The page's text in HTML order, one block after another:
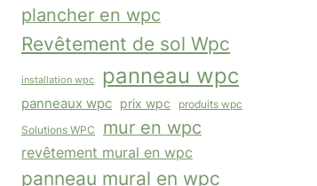
plancher en wpc
Revêtement de sol Wpc
installation wpc panneau wpc
panneaux wpc prix wpc
produits wpc
Solutions WPC
mur en wpc
revêtement mural en wpc
panneau mural en wpc